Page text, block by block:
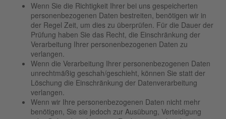
Wenn Sie die Richtigkeit Ihrer bei uns gespeicherten
personenbezogenen Daten bestreiten, benötigen wir in
der Regel Zeit, um dies zu überprüfen. Für die Dauer der
Prüfung haben Sie das Recht, die Einschränkung der
Verarbeitung Ihrer personenbezogenen Daten zu
verlangen.
Wenn die Verarbeitung Ihrer personenbezogenen Daten
unrechtmäßig geschah/geschieht, können Sie statt der
Löschung die Einschränkung der Datenverarbeitung
verlangen.
Wenn wir Ihre personenbezogenen Daten nicht mehr
benötigen, Sie sie jedoch zur Ausübung, Verteidigung